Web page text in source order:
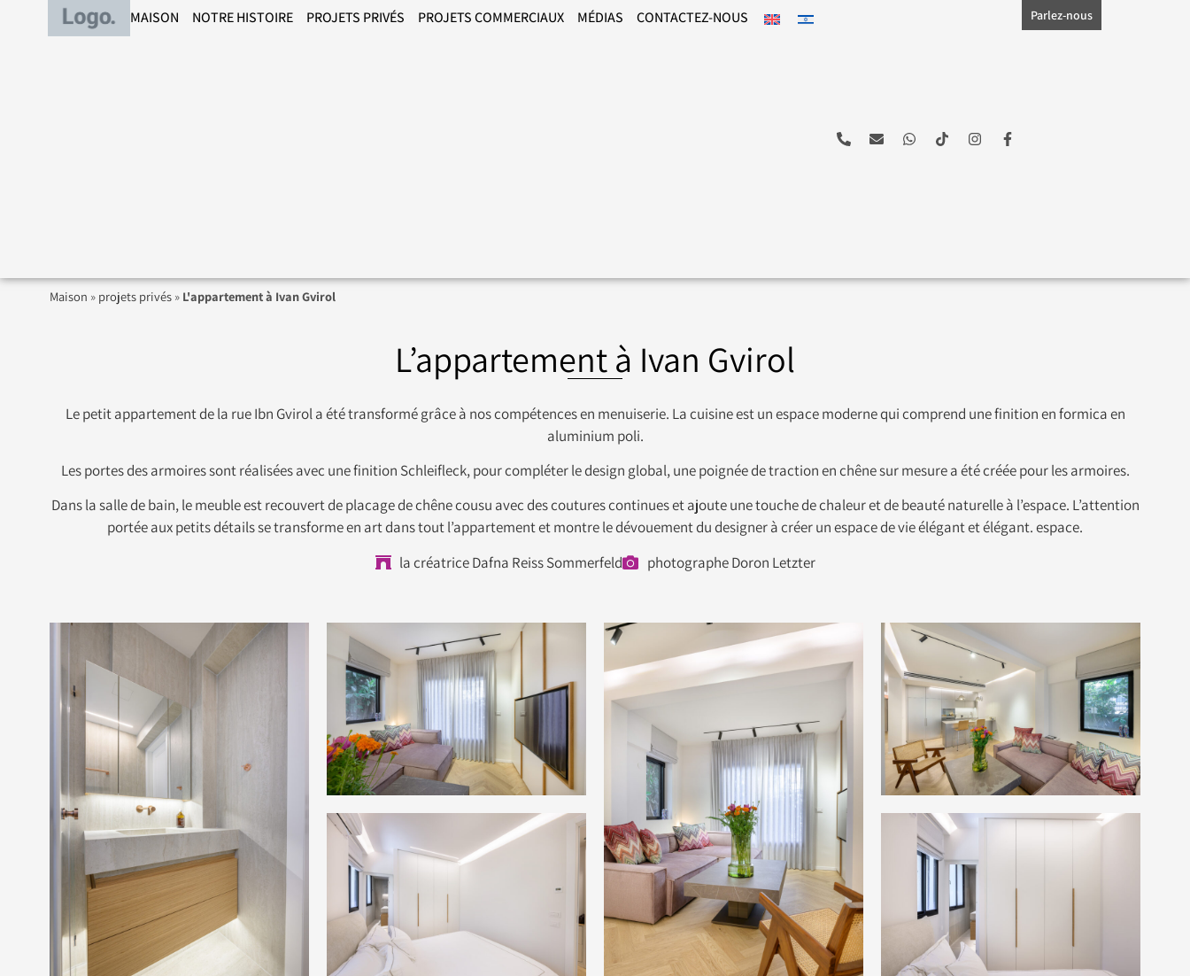
MAISON NOTRE HISTOIRE PROJETS PRIVÉS PROJETS COMMERCIAUX MÉDIAS CONTACTEZ-NOUS Parlez-nous
Maison » projets privés » L'appartement à Ivan Gvirol
L’appartement à Ivan Gvirol
Le petit appartement de la rue Ibn Gvirol a été transformé grâce à nos compétences en menuiserie. La cuisine est un espace moderne qui comprend une finition en formica en
aluminium poli.
Les portes des armoires sont réalisées avec une finition Schleifleck, pour compléter le design global, une poignée de traction en chêne sur mesure a été créée pour les armoires.
Dans la salle de bain, le meuble est recouvert de placage de chêne cousu avec des coutures continues et ajoute une touche de chaleur et de beauté naturelle à l’espace. L’attention
portée aux petits détails se transforme en art dans tout l’appartement et montre le dévouement du designer à créer un espace de vie élégant et élégant. espace.
la créatrice Dafna Reiss Sommerfeld
photographe Doron Letzter